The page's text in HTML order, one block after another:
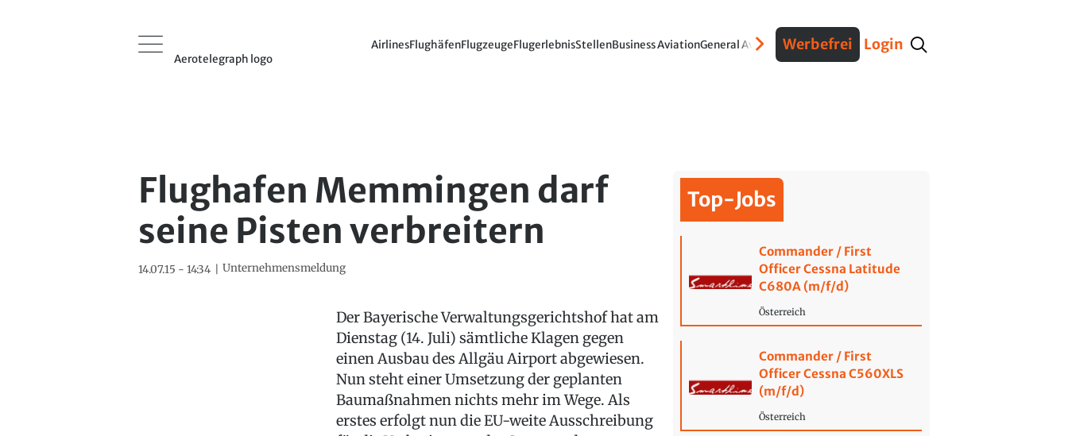
Aerotelegraph logo
AirlinesFlughäfenFlugzeugeFlugerlebnisStellenBusiness AviationGeneral AviationVerteidigungInterviews Fracht
Werbefrei Login
Flughafen Memmingen darf
seine Pisten verbreitern
14.07.15 - 14:34 Unternehmensmeldung
Der Bayerische Verwaltungsgerichtshof hat am
Dienstag (14. Juli) sämtliche Klagen gegen
einen Ausbau des Allgäu Airport abgewiesen.
Nun steht einer Umsetzung der geplanten
Baumaßnahmen nichts mehr im Wege. Als
erstes erfolgt nun die EU-weite Ausschreibung
Top-Jobs
Commander / First
Officer Cessna Latitude
C680A (m/f/d)
Österreich
Commander / First
Officer Cessna C560XLS
(m/f/d)
Österreich